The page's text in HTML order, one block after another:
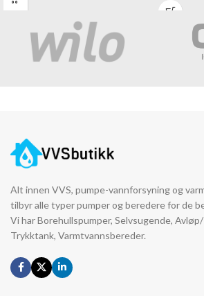
Alt innen VVS, pumpe-vannforsyning og
tilbyr alle typer pumper og beredere for de
Vi har Borehullspumper, Selvsugende,
Trykktank, Varmtvannsbereder.